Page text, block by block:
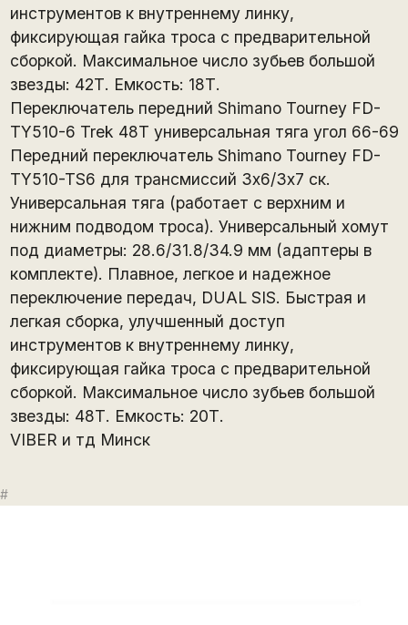
инструментов к внутреннему линку,
фиксирующая гайка троса с предварительной
сборкой. Максимальное число зубьев большой
звезды: 42Т. Емкость: 18Т.
Переключатель передний Shimano Tourney FD-
TY510-6 Trek 48T универсальная тяга угол 66-69
Передний переключатель Shimano Tourney FD-
TY510-TS6 для трансмиссий 3х6/3х7 ск.
Универсальная тяга (работает с верхним и
нижним подводом троса). Универсальный хомут
под диаметры: 28.6/31.8/34.9 мм (адаптеры в
комплекте). Плавное, легкое и надежное
переключение передач, DUAL SIS. Быстрая и
легкая сборка, улучшенный доступ
инструментов к внутреннему линку,
фиксирующая гайка троса с предварительной
сборкой. Максимальное число зубьев большой
звезды: 48Т. Емкость: 20Т.
VIBER и тд Минск
#